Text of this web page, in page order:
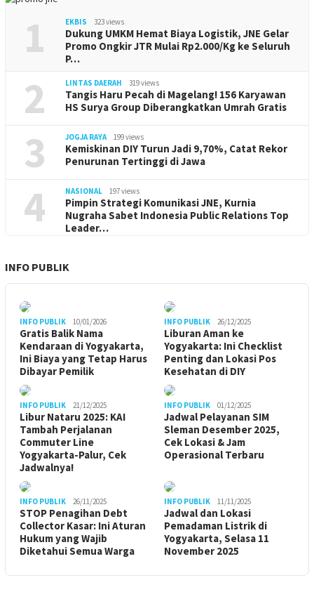
1 EKBIS 323 views
Dukung UMKM Hemat Biaya Logistik, JNE Gelar
Promo Ongkir JTR Mulai Rp2.000/Kg ke Seluruh
P…
2 LINTAS DAERAH 319 views
Tangis Haru Pecah di Magelang! 156 Karyawan
HS Surya Group Diberangkatkan Umrah Gratis
3 JOGJA RAYA 199 views
Kemiskinan DIY Turun Jadi 9,70%, Catat Rekor
Penurunan Tertinggi di Jawa
4 NASIONAL 197 views
Pimpin Strategi Komunikasi JNE, Kurnia
Nugraha Sabet Indonesia Public Relations Top
Leader…
INFO PUBLIK
INFO PUBLIK 10/01/2026
Gratis Balik Nama
Kendaraan di Yogyakarta,
Ini Biaya yang Tetap Harus
Dibayar Pemilik
INFO PUBLIK 26/12/2025
Liburan Aman ke
Yogyakarta: Ini Checklist
Penting dan Lokasi Pos
Kesehatan di DIY
INFO PUBLIK 21/12/2025
Libur Nataru 2025: KAI
Tambah Perjalanan
Commuter Line
Yogyakarta-Palur, Cek
Jadwalnya!
INFO PUBLIK 01/12/2025
Jadwal Pelayanan SIM
Sleman Desember 2025,
Cek Lokasi & Jam
Operasional Terbaru
INFO PUBLIK 26/11/2025
STOP Penagihan Debt
Collector Kasar: Ini Aturan
Hukum yang Wajib
Diketahui Semua Warga
INFO PUBLIK 11/11/2025
Jadwal dan Lokasi
Pemadaman Listrik di
Yogyakarta, Selasa 11
November 2025